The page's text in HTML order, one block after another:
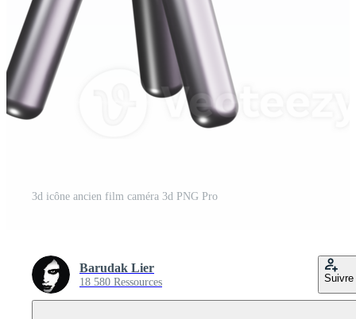
3d icône ancien film caméra 3d PNG Pro
Barudak Lier
18 580 Ressources Suivre